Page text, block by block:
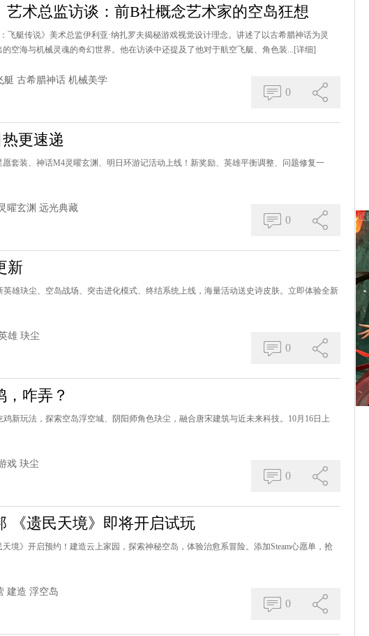
艺术总监访谈：前B社概念艺术家的空岛狂想
飞艇传说》美术总监伊利亚·纳扎罗夫揭秘游戏视觉设计理念。讲述了以古希腊神话为灵
空海与机械灵魂的奇幻世界。他在访谈中还提及了他对于航空飞艇、角色装... [详细]
艇 古希腊神话 机械美学
0
更速递
愿套装、神话M4灵曜玄渊、明日环游记活动上线！新奖励、英雄平衡调整、问题修复一
曜玄渊 远光典藏
0
新
英雄玦尘、空岛战场、突击进化模式、终结系统上线，海量活动送史诗皮肤。立即体验全新
雄 玦尘
0
，咋弄？
鸡新玩法，探索空岛浮空城、阴阳师角色玦尘，融合唐宋建筑与近未来科技。10月16日上
戏 玦尘
0
《遗民天境》即将开启试玩
天境》开启预约！建造云上家园，探索神秘空岛，体验治愈系冒险。添加Steam心愿单，抢
建造 浮空岛
0